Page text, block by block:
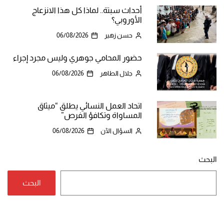
أحداث سبتة.. لماذا كل هذا الانزعاج
الأوروبي؟
حسن زهير 06/08/2026
حضور المحامي جوهري وليس مجرد إجراء
جلال الطاهر 06/08/2026
اتحاد العمل النسائي يطلق “ميثاق
المساواة وتكافؤ الفرص”
السؤال الآن 06/08/2026
البحث
البحث